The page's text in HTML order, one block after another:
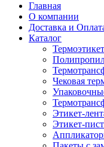
Главная
О компании
Доставка и
Каталог
Чековая
Этикет-
Этикет-